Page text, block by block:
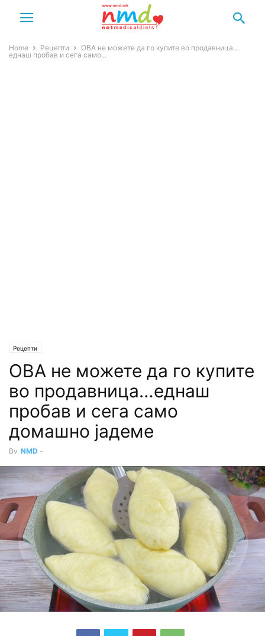
Home Рецепти
ОВА не можете да го купите во продавница…
еднаш пробав и сега само...
Рецепти
ОВА не можете да го купите
во продавница…еднаш
пробав и сега само
домашно јадеме
By NMD -